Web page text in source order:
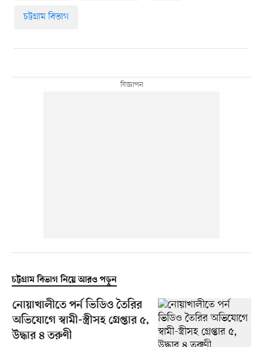
চট্টগ্রাম বিভাগ
চট্টগ্রাম বিভাগ নিয়ে আরও পড়ুন
নোয়াখালীতে পর্ন ভিডিও তৈরির
অভিযোগে স্বামী-স্ত্রীসহ গ্রেপ্তার ৫,
উদ্ধার ৪ তরুণী